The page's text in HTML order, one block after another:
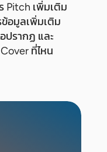
Pitch เพิ่มเติม
ข้อมูลเพิ่มเติม
ปรากฏ และ
ที่ไหน